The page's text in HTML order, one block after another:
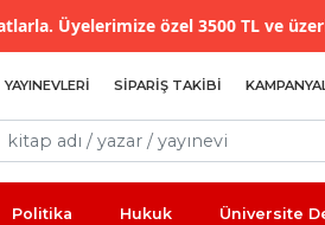
Üyelerimize özel 3500 TL ve
YAYINEVLERI SIPARIŞ TAKIBI
Politika Hukuk Üniversite